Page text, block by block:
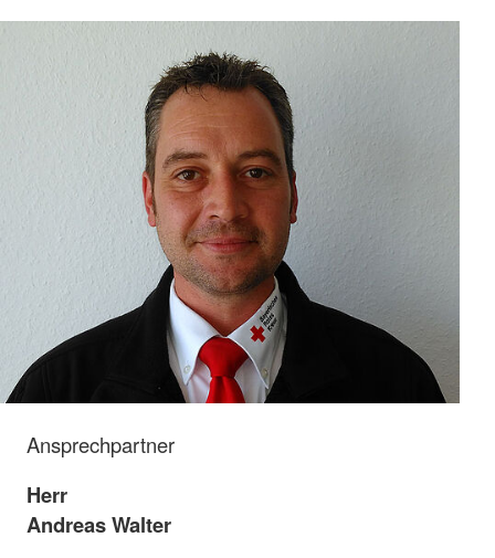
Ansprechpartner
Herr
Andreas Walter